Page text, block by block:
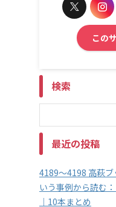
この
検索
最近の投稿
4189～4198 高萩
いう事例から読む
｜10本まとめ